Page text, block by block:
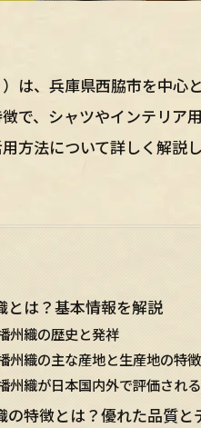
は、兵庫県西脇市を中心
で、シャツやインテリア
方法について詳しく解説
とは？基本情報を解説
州織の歴史と発祥
州織の主な産地と生産地の特徴
州織が日本国内外で評価され
の特徴とは？優れた品質と